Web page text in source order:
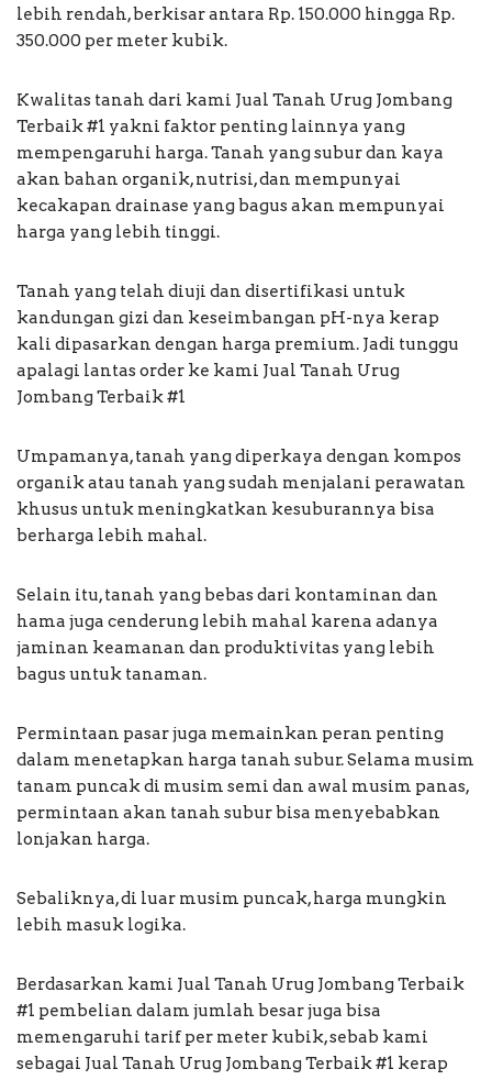
lebih rendah, berkisar antara Rp. 150.000 hingga Rp.
350.000 per meter kubik.
Kwalitas tanah dari kami Jual Tanah Urug Jombang
Terbaik #1 yakni faktor penting lainnya yang
mempengaruhi harga. Tanah yang subur dan kaya
akan bahan organik, nutrisi, dan mempunyai
kecakapan drainase yang bagus akan mempunyai
harga yang lebih tinggi.
Tanah yang telah diuji dan disertifikasi untuk
kandungan gizi dan keseimbangan pH-nya kerap
kali dipasarkan dengan harga premium. Jadi tunggu
apalagi lantas order ke kami Jual Tanah Urug
Jombang Terbaik #1
Umpamanya, tanah yang diperkaya dengan kompos
organik atau tanah yang sudah menjalani perawatan
khusus untuk meningkatkan kesuburannya bisa
berharga lebih mahal.
Selain itu, tanah yang bebas dari kontaminan dan
hama juga cenderung lebih mahal karena adanya
jaminan keamanan dan produktivitas yang lebih
bagus untuk tanaman.
Permintaan pasar juga memainkan peran penting
dalam menetapkan harga tanah subur. Selama musim
tanam puncak di musim semi dan awal musim panas,
permintaan akan tanah subur bisa menyebabkan
lonjakan harga.
Sebaliknya, di luar musim puncak, harga mungkin
lebih masuk logika.
Berdasarkan kami Jual Tanah Urug Jombang Terbaik
#1 pembelian dalam jumlah besar juga bisa
memengaruhi tarif per meter kubik, sebab kami
sebagai Jual Tanah Urug Jombang Terbaik #1 kerap